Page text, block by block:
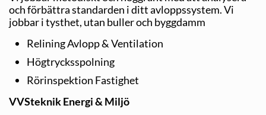
och förbättra standarden i ditt avloppssystem. Vi
jobbar i tysthet, utan buller och byggdamm
Relining Avlopp & Ventilation
Högtrycksspolning
Rörinspektion Fastighet
VVSteknik Energi & Miljö